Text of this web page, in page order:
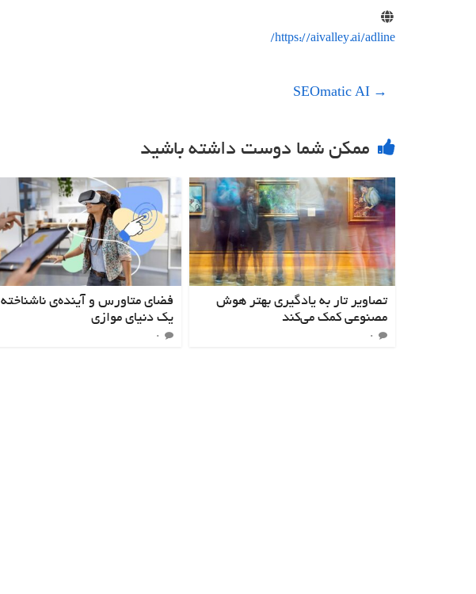
https://aivalley.ai/adline/
→
ممکن شما دوست داشته باشید
تصاویر تار به یادگیری بهتر هوش
مصنوعی کمک می‌کند
۰
فضای متاورس و آینده‌ی ناشناخته
یک دنیای موازی
۰